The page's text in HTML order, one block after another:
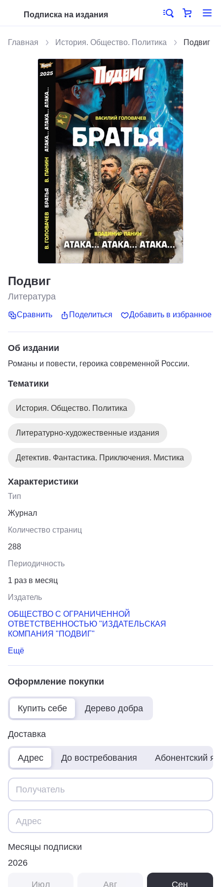
Подписка на издания
Главная История. Общество. Политика Подвиг
Подвиг
Литература
Сравнить Поделиться Добавить в избранное
Об издании
Романы и повести, героика современной России.
Тематики
История. Общество. Политика
Литературно-художественные издания
Детектив. Фантастика. Приключения. Мистика
Характеристики
Тип
Журнал
Количество страниц
288
Периодичность
1 раз в месяц
Издатель
ОБЩЕСТВО С ОГРАНИЧЕННОЙ
ОТВЕТСТВЕННОСТЬЮ "ИЗДАТЕЛЬСКАЯ
КОМПАНИЯ "ПОДВИГ"
Ещё
Оформление покупки
Купить себе Дерево добра
Доставка
Адрес До востребования Абонентский
Месяцы подписки
2026
Июл Авг Сен